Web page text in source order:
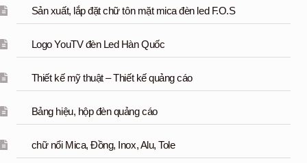
Sản xuất, lắp đặt chữ tôn mặt mica đèn led F.O.S
Logo YouTV đèn Led Hàn Quốc
Thiết kế mỹ thuật – Thiết kế quảng cáo
Bảng hiệu, hộp đèn quảng cáo
chữ nổi Mica, Đồng, Inox, Alu, Tole